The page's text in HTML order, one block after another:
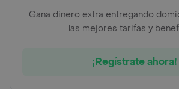
Gana dinero extra entregando
las mejores tarifas y
¡Regístrate ahora!